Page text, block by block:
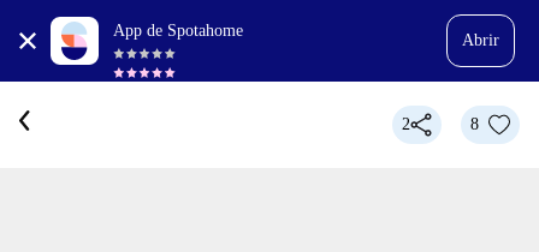
App de Spotahome
Abrir
2 8